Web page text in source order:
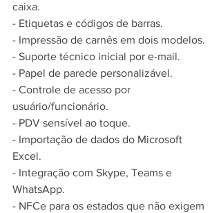
caixa.
- Etiquetas e códigos de barras.
- Impressão de carnês em dois modelos.
- Suporte técnico inicial por e-mail.
- Papel de parede personalizável.
- Controle de acesso por
usuário/funcionário.
- PDV sensível ao toque.
- Importação de dados do Microsoft
Excel.
- Integração com Skype, Teams e
WhatsApp.
- NFCe para os estados que não exigem